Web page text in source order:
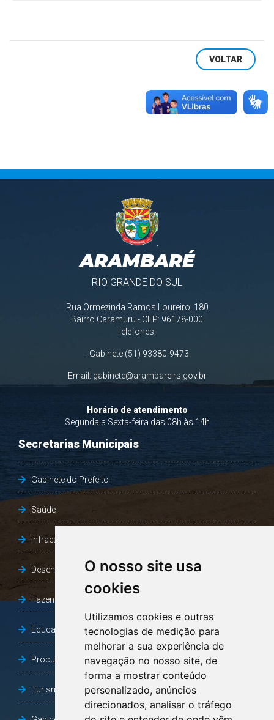
O nosso site usa
cookies
Utilizamos cookies e outras
tecnologias de medição para
melhorar a sua experiência de
navegação no nosso site, de
forma a mostrar conteúdo
personalizado, anúncios
direcionados, analisar o tráfego
VOLTAR
ARAMBARÉ
RIO GRANDE DO SUL
Rua Ormezinda Ramos Loureiro, 180
Bairro Caramuru - CEP: 96178-000
Telefones:
- Gabinete (51) 93380-9473
Email: gabinete@arambare.rs.gov.br
Horário de atendimento
Segunda a Sexta-feira das 08h às 14h
Secretarias Municipais
Gabinete do Prefeito
Saúde
Infraestrutura, Agricultura e Meio Ambiente
Desenvolvimento Social
Fazenda e Desenvolvimento Econômico
Educação
Procuradoria Geral do Município
Turismo, Desporto e Cultura